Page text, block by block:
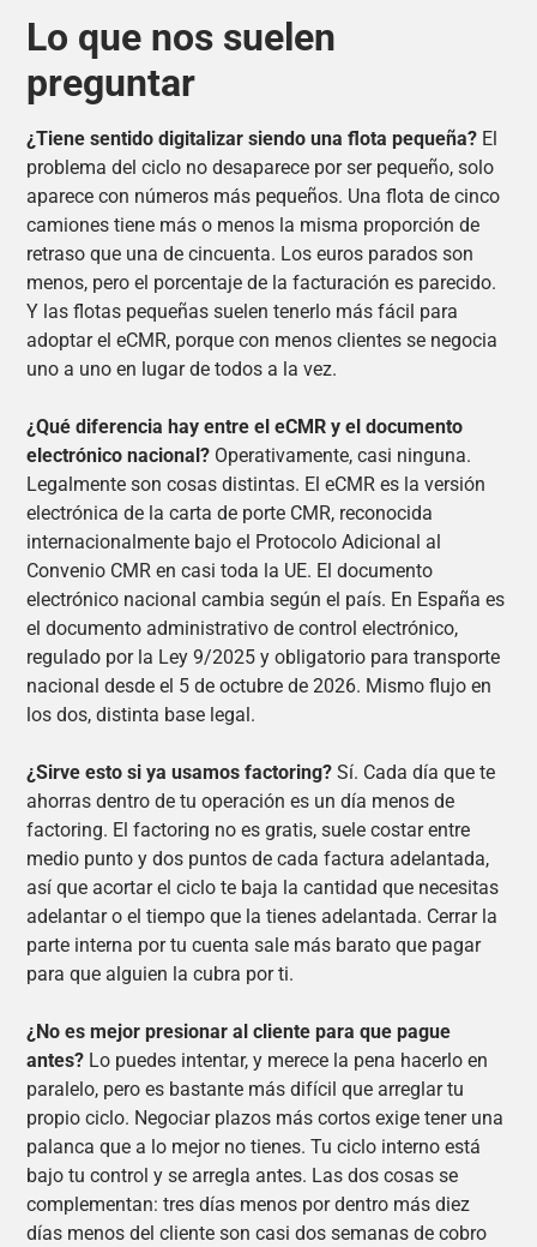
Lo que nos suelen
preguntar
¿Tiene sentido digitalizar siendo una flota pequeña? El
problema del ciclo no desaparece por ser pequeño, solo
aparece con números más pequeños. Una flota de cinco
camiones tiene más o menos la misma proporción de
retraso que una de cincuenta. Los euros parados son
menos, pero el porcentaje de la facturación es parecido.
Y las flotas pequeñas suelen tenerlo más fácil para
adoptar el eCMR, porque con menos clientes se negocia
uno a uno en lugar de todos a la vez.
¿Qué diferencia hay entre el eCMR y el documento
electrónico nacional? Operativamente, casi ninguna.
Legalmente son cosas distintas. El eCMR es la versión
electrónica de la carta de porte CMR, reconocida
internacionalmente bajo el Protocolo Adicional al
Convenio CMR en casi toda la UE. El documento
electrónico nacional cambia según el país. En España es
el documento administrativo de control electrónico,
regulado por la Ley 9/2025 y obligatorio para transporte
nacional desde el 5 de octubre de 2026. Mismo flujo en
los dos, distinta base legal.
¿Sirve esto si ya usamos factoring?Sí. Cada día que te
ahorras dentro de tu operación es un día menos de
factoring. El factoring no es gratis, suele costar entre
medio punto y dos puntos de cada factura adelantada,
así que acortar el ciclo te baja la cantidad que necesitas
adelantar o el tiempo que la tienes adelantada. Cerrar la
parte interna por tu cuenta sale más barato que pagar
para que alguien la cubra por ti.
¿No es mejor presionar al cliente para que pague
antes? Lo puedes intentar, y merece la pena hacerlo en
paralelo, pero es bastante más difícil que arreglar tu
propio ciclo. Negociar plazos más cortos exige tener una
palanca que a lo mejor no tienes. Tu ciclo interno está
bajo tu control y se arregla antes. Las dos cosas se
complementan: tres días menos por dentro más diez
días menos del cliente son casi dos semanas de cobro